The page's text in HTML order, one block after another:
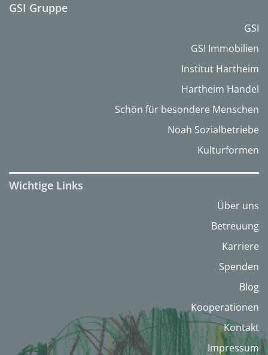
GSI Gruppe
GSI
GSI Immobilien
Institut Hartheim
Hartheim Handel
Schön für besondere Menschen
Noah Sozialbetriebe
Kulturformen
Wichtige Links
Über uns
Betreuung
Karriere
Spenden
Blog
Kooperationen
Kontakt
Impressum